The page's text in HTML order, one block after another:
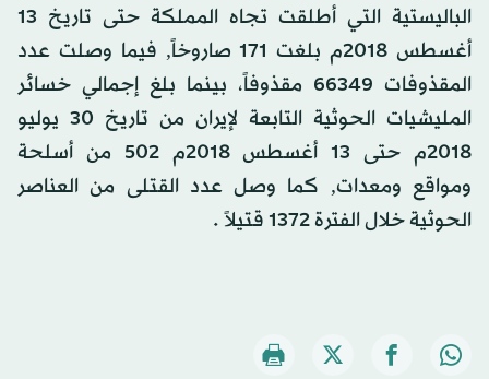
الباليستية التي أطلقت تجاه المملكة حتى تاريخ 13
أغسطس 2018م بلغت 171 صاروخاً, فيما وصلت عدد
المقذوفات 66349 مقذوفاً، بينما بلغ إجمالي خسائر
المليشيات الحوثية التابعة لإيران من تاريخ 30 يوليو
2018م حتى 13 أغسطس 2018م 502 من أسلحة
ومواقع ومعدات, كما وصل عدد القتلى من العناصر
الحوثية خلال الفترة 1372 قتيلاً .